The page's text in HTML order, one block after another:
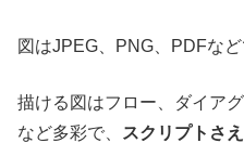
図はJPEG、PNG、PDFなど
描ける図はフロー、ダイア
など多彩で、
スクリプトさ